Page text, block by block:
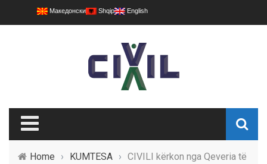
Македонски Shqip English
Home › KUMTESA › CIVILI kërkon nga Qeveria të